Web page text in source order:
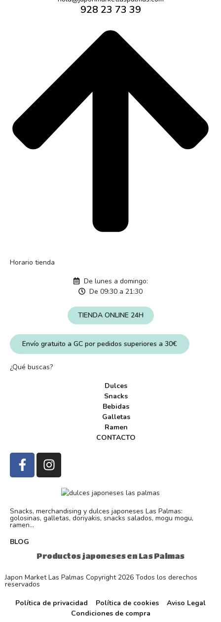
Snacks, merchandising y dulces japoneses Las Palmas:
golosinas, galletas, doriyakis, snacks salados, mogu mogu,
ramen...
BLOG
Productos japoneses en Las Palmas
¿Qué buscas?
Dulces
Snacks
Bebidas
Galletas
Ramen
CONTACTO
Horario tienda
De lunes a domingo:
De 09:30 a 21:30
TIENDA ONLINE 24H
Envío gratuito a GC por pedidos superiores a 30€
928 23 73 39
Japon Market Las Palmas Copyright 2026 Todos los derechos
reservados
Política de privacidad
Política de cookies
Aviso Legal
Condiciones de compra